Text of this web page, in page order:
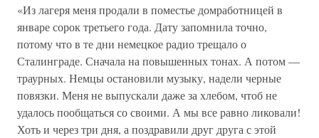
«Из лагеря меня продали в поместье домработницей в
январе сорок третьего года. Дату запомнила точно,
потому что в те дни немецкое радио трещало о
Сталинграде. Сначала на повышенных тонах. А потом —
траурных. Немцы остановили музыку, надели черные
повязки. Меня не выпускали даже за хлебом, чтоб не
удалось пообщаться со своими. А мы все равно ликовали!
Хоть и через три дня, а поздравили друг друга с этой